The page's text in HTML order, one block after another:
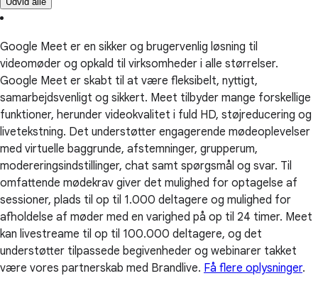
Google Meet er en sikker og brugervenlig løsning til
videomøder og opkald til virksomheder i alle størrelser.
Google Meet er skabt til at være fleksibelt, nyttigt,
samarbejdsvenligt og sikkert. Meet tilbyder mange forskellige
funktioner, herunder videokvalitet i fuld HD, støjreducering og
livetekstning. Det understøtter engagerende mødeoplevelser
med virtuelle baggrunde, afstemninger, grupperum,
modereringsindstillinger, chat samt spørgsmål og svar. Til
omfattende mødekrav giver det mulighed for optagelse af
sessioner, plads til op til 1.000 deltagere og mulighed for
afholdelse af møder med en varighed på op til 24 timer. Meet
kan livestreame til op til 100.000 deltagere, og det
understøtter tilpassede begivenheder og webinarer takket
være vores partnerskab med Brandlive. Få flere oplysninger.